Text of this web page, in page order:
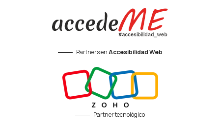
Partners enAccesibilidad Web
Partner tecnológico